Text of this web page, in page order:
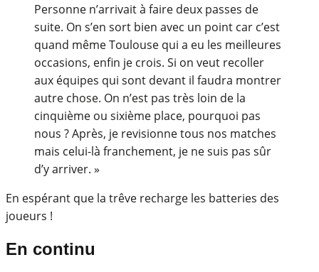
Personne n’arrivait à faire deux passes de
suite. On s’en sort bien avec un point car c’est
quand même Toulouse qui a eu les meilleures
occasions, enfin je crois. Si on veut recoller
aux équipes qui sont devant il faudra montrer
autre chose. On n’est pas très loin de la
cinquième ou sixième place, pourquoi pas
nous ? Après, je revisionne tous nos matches
mais celui-là franchement, je ne suis pas sûr
d’y arriver. »
En espérant que la trêve recharge les batteries des
joueurs !
En continu